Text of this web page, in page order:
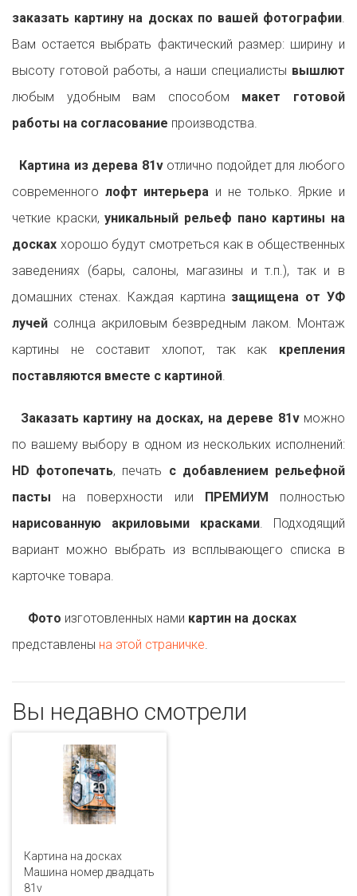
заказать картину на досках по вашей фотографии.
Вам остается выбрать фактический размер: ширину и
высоту готовой работы, а наши специалисты вышлют
любым удобным вам способом макет готовой
работы на согласование производства.
Картина из дерева 81vотлично подойдет для любого
современного лофт интерьера и не только. Яркие и
четкие краски,уникальный рельеф пано картины на
досках хорошо будут смотреться как в общественных
заведениях (бары, салоны, магазины и т.п.), так и в
домашних стенах. Каждая картина защищена от УФ
лучей солнца акриловым безвредным лаком. Монтаж
картины не составит хлопот, так как крепления
поставляются вместе с картиной.
Заказать картину на досках, на дереве 81vможно
по вашему выбору в одном из нескольких исполнений:
HD фотопечать, печать с добавлением рельефной
пасты на поверхности или ПРЕМИУМ
полностью
нарисованную акриловыми красками. Подходящий
вариант можно выбрать из всплывающего списка в
карточке товара.
Фото изготовленных нами картин на досках
представлены на этой страничке.
Вы недавно смотрели
Картина на досках
Машина номер двадцать
81v